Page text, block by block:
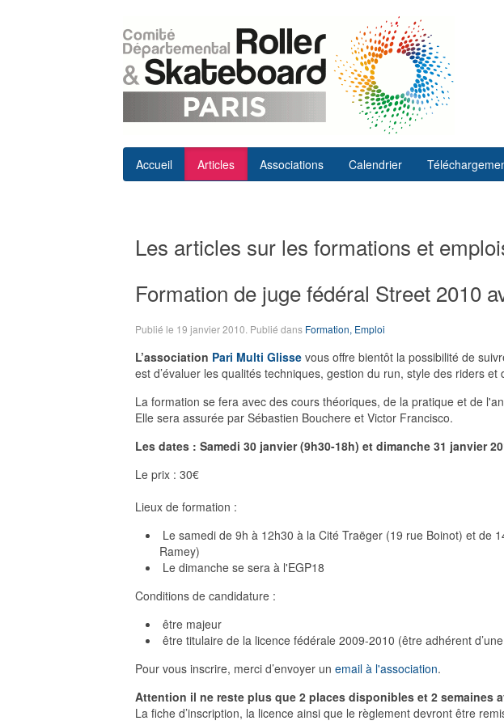
Accueil Articles Associations Calendrier
Les articles sur les formations et
Formation de juge fédéral Street 2010
Publié le 19 janvier 2010 . Publié dans Formation, Emploi
L’association Pari Multi Glisse vous offre bientôt la possibilité de
est d’évaluer les qualités techniques, gestion du run, style des riders
La formation se fera avec des cours théoriques, de la pratique et de
Elle sera assurée par Sébastien Bouchere et Victor Francisco.
Les dates : Samedi 30 janvier (9h30-18h) et dimanche 31 janvier
Le prix : 30€
Lieux de formation :
Le samedi de 9h à 12h30 à la Cité Traëger (19 rue Boinot) et de
Ramey)
Le dimanche se sera à l'EGP18
Conditions de candidature :
être majeur
être titulaire de la licence fédérale 2009-2010 (être adhérent
Pour vous inscrire, merci d’envoyer un email à l'association.
Attention il ne reste plus que 2 places disponibles et 2 semaines
La fiche d’inscription, la licence ainsi que le règlement devront être